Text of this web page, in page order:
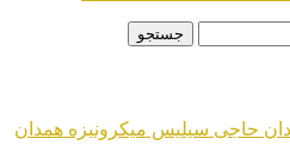
سیلیس میکرونیزه همدان